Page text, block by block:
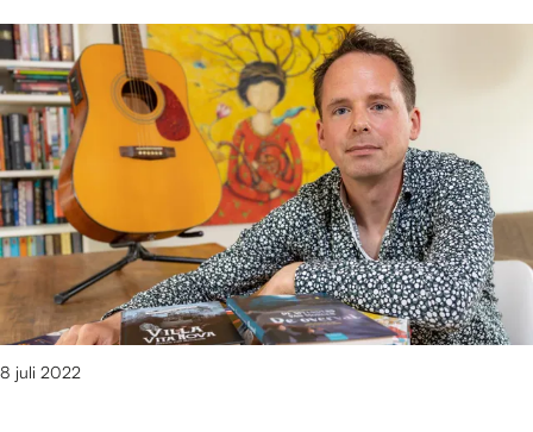
r
d
s
g
J
o
n
g
:
a
c
t
i
v
i
R
o
z
e
W
o
e
n
s
d
a
8 juli 2022